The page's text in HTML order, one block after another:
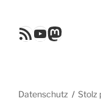
RSS FeedYouTube
Datenschutz Stolz